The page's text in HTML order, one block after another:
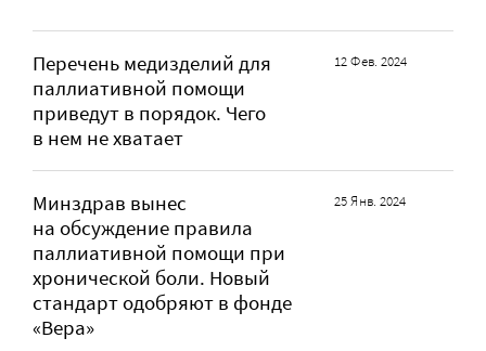
Перечень медизделий для
паллиативной помощи
приведут в порядок. Чего
в нем не хватает
12 Фев. 2024
Минздрав вынес
на обсуждение правила
паллиативной помощи при
хронической боли. Новый
стандарт одобряют в фонде
«Вера»
25 Янв. 2024